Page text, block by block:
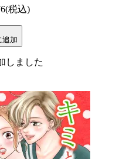
(税込)
追加
しました